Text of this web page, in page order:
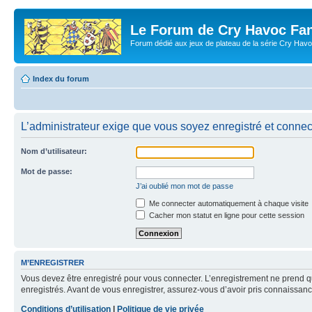
Le Forum de Cry Havoc
Forum dédié aux jeux de plateau de la série Cry
Index du forum
L’administrateur exige que vous soyez enregistré et
Nom d’utilisateur:
Mot de passe:
J’ai oublié mon mot de passe
Me connecter automatiquement à chaque visite
Cacher mon statut en ligne pour cette session
M’ENREGISTRER
Vous devez être enregistré pour vous connecter. L’enregistrement ne
enregistrés. Avant de vous enregistrer, assurez-vous d’avoir pris
Conditions d’utilisation
Politique de vie privée